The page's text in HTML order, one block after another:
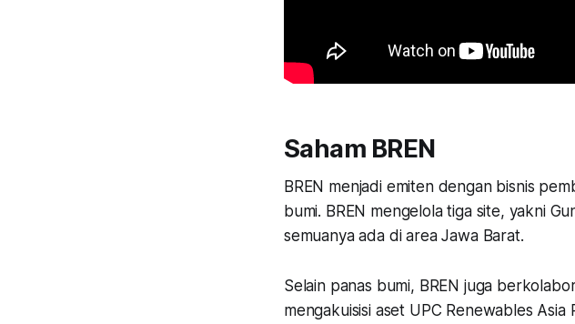
Saham BREN
BREN menjadi emiten dengan bisnis
bumi. BREN mengelola tiga site, yakni
semuanya ada di area Jawa Barat.
Selain panas bumi, BREN juga
mengakuisisi aset UPC Renewables